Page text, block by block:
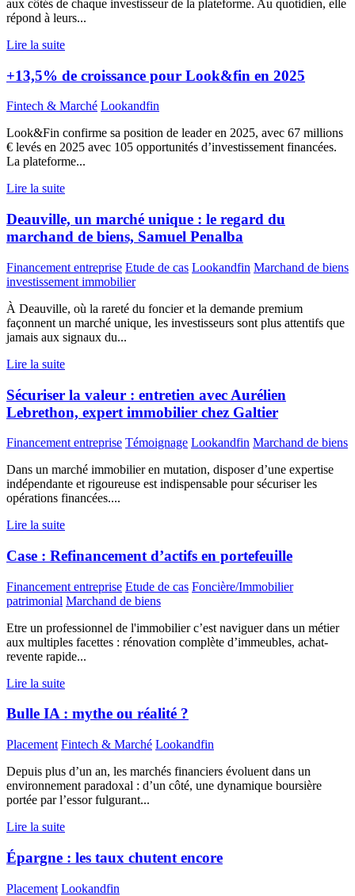
aux côtés de chaque investisseur de la plateforme. Au quotidien, elle
répond à leurs...
Lire la suite
+13,5% de croissance pour Look&fin en 2025
Fintech & Marché Lookandfin
Look&Fin confirme sa position de leader en 2025, avec 67 millions
€ levés en 2025 avec 105 opportunités d’investissement financées.
La plateforme...
Lire la suite
Deauville, un marché unique : le regard du
marchand de biens, Samuel Penalba
Financement entreprise Etude de cas Lookandfin Marchand de biens
investissement immobilier
À Deauville, où la rareté du foncier et la demande premium
façonnent un marché unique, les investisseurs sont plus attentifs que
jamais aux signaux du...
Lire la suite
Sécuriser la valeur : entretien avec Aurélien
Lebrethon, expert immobilier chez Galtier
Financement entreprise Témoignage Lookandfin Marchand de biens
Dans un marché immobilier en mutation, disposer d’une expertise
indépendante et rigoureuse est indispensable pour sécuriser les
opérations financées....
Lire la suite
Case : Refinancement d’actifs en portefeuille
Financement entreprise Etude de cas Foncière/Immobilier
patrimonial Marchand de biens
Etre un professionnel de l'immobilier c’est naviguer dans un métier
aux multiples facettes : rénovation complète d’immeubles, achat-
revente rapide...
Lire la suite
Bulle IA : mythe ou réalité ?
Placement Fintech & Marché Lookandfin
Depuis plus d’un an, les marchés financiers évoluent dans un
environnement paradoxal : d’un côté, une dynamique boursière
portée par l’essor fulgurant...
Lire la suite
Épargne : les taux chutent encore
Placement Lookandfin